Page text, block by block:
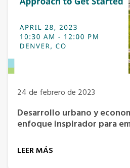
24 de febrero de 2023
Desarrollo urbano y
enfoque inspirador para
LEER MÁS